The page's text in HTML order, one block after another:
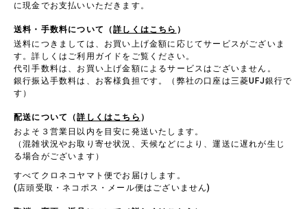
に現金でお支払いいただきます。
送料・手数料について（詳しくはこちら ）
送料につきましては、お買い上げ金額に応じてサービスがございま
す。詳しくはご利用ガイドをご覧ください。
代引手数料は、お買い上げ金額によるサービスはございません。
銀行振込手数料は、お客様負担です。（弊社の口座は三菱UFJ銀行で
す）
配送について（詳しくはこちら ）
およそ３営業日以内を目安に発送いたします。
（混雑状況やお取り寄せ状況、天候などにより、運送に遅れが生じ
る場合がございます）
すべてクロネコヤマト便でお届けします。
(店頭受取・ネコポス・メール便はございません)